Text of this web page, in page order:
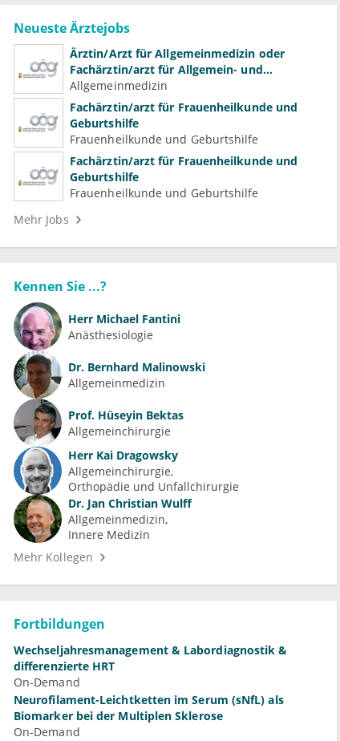
Neueste Ärztejobs
Ärztin/Arzt für Allgemeinmedizin oder
Fachärztin/arzt für Allgemein- und
Familienmedizin für Psychiatrie und
Psychotherapeutische Medizin
Allgemeinmedizin
Fachärztin/arzt für Frauenheilkunde und
Geburtshilfe
Frauenheilkunde und Geburtshilfe
Fachärztin/arzt für Frauenheilkunde und
Geburtshilfe
Frauenheilkunde und Geburtshilfe
Mehr Jobs
Kennen Sie ...?
Herr Michael Fantini
Anästhesiologie
Dr. Bernhard Malinowski
Allgemeinmedizin
Prof. Hüseyin Bektas
Allgemeinchirurgie
Herr Kai Dragowsky
Allgemeinchirurgie
Orthopädie und Unfallchirurgie
Dr. Jan Christian Wulff
Allgemeinmedizin
Innere Medizin
Mehr Kollegen
Fortbildungen
Wechseljahresmanagement & Labordiagnostik &
differenzierte HRT
On-Demand
Neurofilament-Leichtketten im Serum (sNfL) als
Biomarker bei der Multiplen Sklerose
On-Demand